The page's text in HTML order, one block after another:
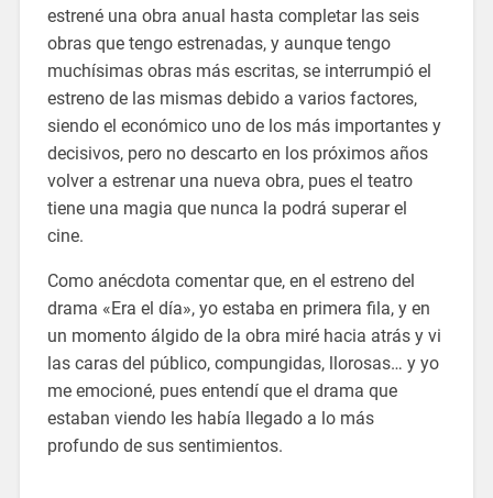
estrené una obra anual hasta completar las seis
obras que tengo estrenadas, y aunque tengo
muchísimas obras más escritas, se interrumpió el
estreno de las mismas debido a varios factores,
siendo el económico uno de los más importantes y
decisivos, pero no descarto en los próximos años
volver a estrenar una nueva obra, pues el teatro
tiene una magia que nunca la podrá superar el
cine.
Como anécdota comentar que, en el estreno del
drama «Era el día», yo estaba en primera fila, y en
un momento álgido de la obra miré hacia atrás y vi
las caras del público, compungidas, llorosas… y yo
me emocioné, pues entendí que el drama que
estaban viendo les había llegado a lo más
profundo de sus sentimientos.